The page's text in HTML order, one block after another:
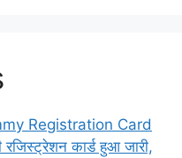
Registration Card
रजिस्ट्रेशन कार्ड हुआ जारी,